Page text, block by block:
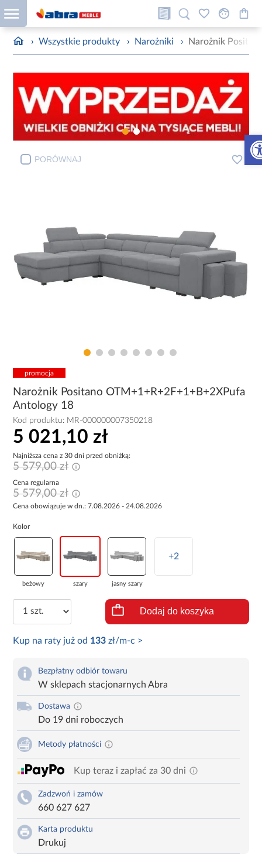
› Wszystkie produkty › Narożniki › Narożnik
PORÓWNAJ
promocja
Narożnik Positano OTM+1+R+2F+1+B+2XPufa
Antology 18
Kod produktu: MR-000000007350218
5 021,10 zł
Najniższa cena z 30 dni przed obniżką:
5 579,00 zł
Cena regularna
5 579,00 zł
Cena obowiązuje w dn.: 7.08.2026 - 24.08.2026
Kolor
beżowy szary jasny szary
+2
Dodaj do koszyka
Kup na raty już od 133 zł/m-c >
Bezpłatny odbiór towaru
W sklepach stacjonarnych Abra
Dostawa
Do 19 dni roboczych
Metody płatności
Kup teraz i zapłać za 30 dni
Zadzwoń i zamów
660 627 627
Karta produktu
Drukuj